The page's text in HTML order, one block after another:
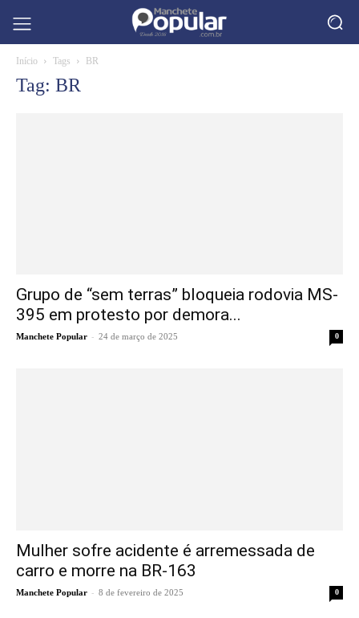
Início Tags BR
Tag: BR
Grupo de “sem terras” bloqueia rodovia MS-
395 em protesto por demora...
Manchete Popular - 24 de março de 2025 0
Mulher sofre acidente é arremessada de
carro e morre na BR-163
Manchete Popular - 8 de fevereiro de 2025 0